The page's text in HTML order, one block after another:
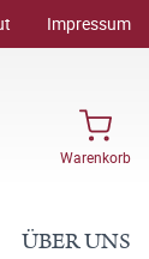
Impressum
Warenkorb
ÜBER UNS